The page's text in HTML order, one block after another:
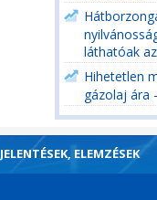
láthatóak
Hihetetlen
gázolaj ára
JELENTÉSEK, ELEMZÉSEK